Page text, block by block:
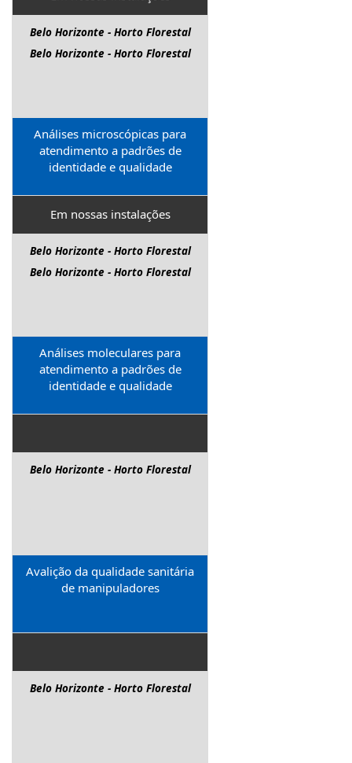
Belo Horizonte - Horto Florestal
Belo Horizonte - Horto Florestal
Análises microscópicas para
atendimento a padrões de
identidade e qualidade
Em nossas instalações
Belo Horizonte - Horto Florestal
Belo Horizonte - Horto Florestal
Análises moleculares para
atendimento a padrões de
identidade e qualidade
Belo Horizonte - Horto Florestal
Avalição da qualidade sanitária
de manipuladores
Belo Horizonte - Horto Florestal